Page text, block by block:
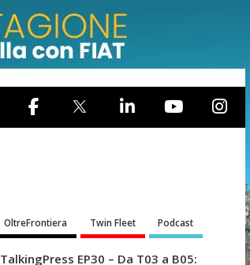
OltreFrontiera Twin Fleet Podcast
TalkingPress EP30 – Da T03 a B05: